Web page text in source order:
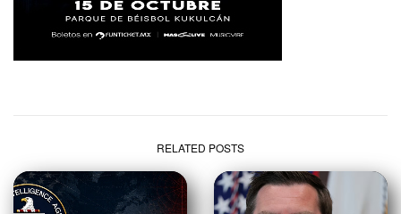
RELATED POSTS